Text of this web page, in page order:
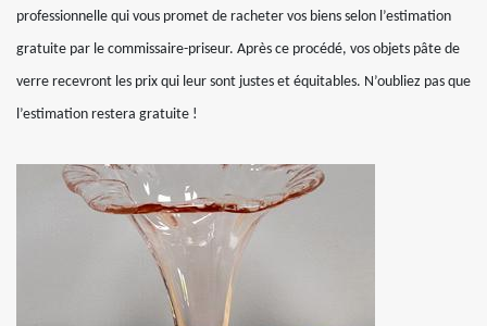
professionnelle qui vous promet de racheter vos biens selon l’estimation
gratuite par le commissaire-priseur. Après ce procédé, vos objets pâte de
verre recevront les prix qui leur sont justes et équitables. N’oubliez pas que
l’estimation restera gratuite !